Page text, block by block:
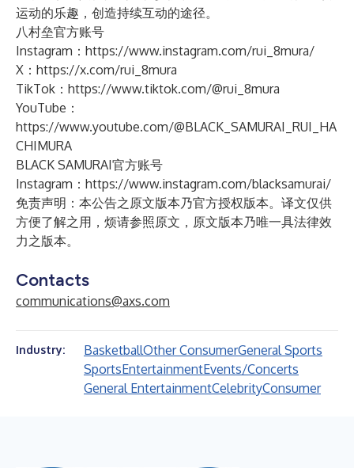
运动的乐趣，创造持续互动的途径。
八村垒官方账号
Instagram： https://www.instagram.com/rui_8mura/
X： https://x.com/rui_8mura
TikTok： https://www.tiktok.com/@rui_8mura
YouTube：
https://www.youtube.com/@BLACK_SAMURAI_RUI_HA
CHIMURA
BLACK SAMURAI官方账号
Instagram： https://www.instagram.com/blacksamurai/
免责声明：本公告之原文版本乃官方授权版本。译文仅供
方便了解之用，烦请参照原文，原文版本乃唯一具法律效
力之版本。
Contacts
communications@axs.com
Industry: BasketballOther ConsumerGeneral Sports
SportsEntertainmentEvents/Concerts
General EntertainmentCelebrityConsumer